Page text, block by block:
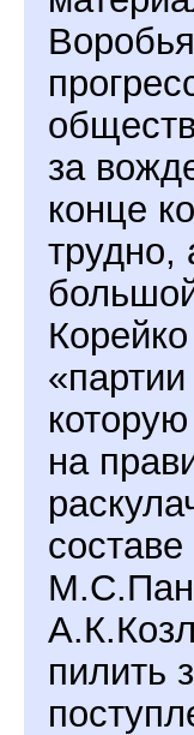
за
конце
трудно,
на
пилить